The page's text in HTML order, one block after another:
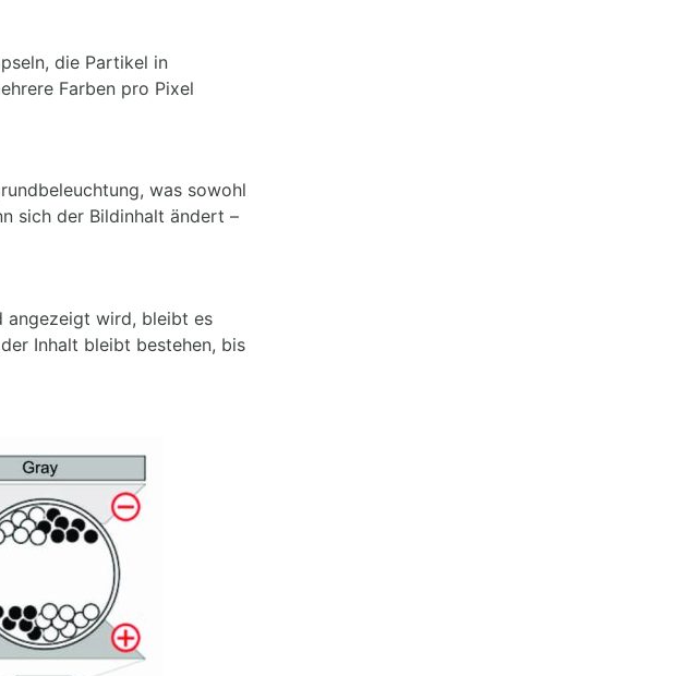
die Partikel in
Farben pro Pixel
was sowohl
sich der Bildinhalt ändert –
angezeigt wird, bleibt es
Inhalt bleibt bestehen, bis